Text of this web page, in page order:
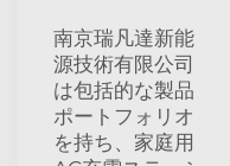
南京瑞凡達新能
源技術有限公司
は包括的な製品
ポートフォリオ
を持ち、家庭用